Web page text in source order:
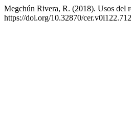
Megchún Rivera, R. (2018). Usos del
https://doi.org/10.32870/